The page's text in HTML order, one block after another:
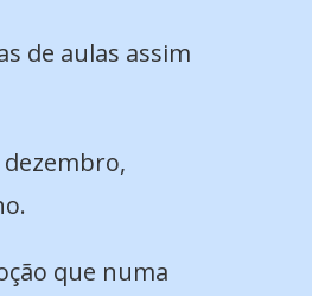
de aulas assim
dezembro,
que numa